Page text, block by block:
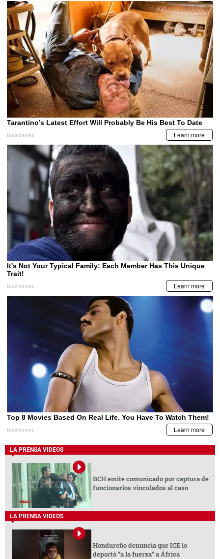
LA PRENSA VIDEOS
BCH emite comunicado por captura de
funcionarios vinculados al caso
LA PRENSA VIDEOS
Hondureño denuncia que ICE lo
deportó “a la fuerza” a África